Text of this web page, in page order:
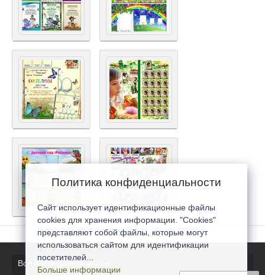
Все последние новости
Политика конфиденциальности
Сайт использует идентификационные файлы
cookies для хранения информации. "Cookies"
представляют собой файлы, которые могут
использоваться сайтом для идентификации
посетителей...
Больше информации